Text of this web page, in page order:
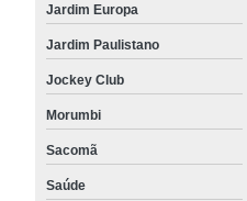
Jardim Europa
Jardim Paulistano
Jockey Club
Morumbi
Sacomã
Saúde